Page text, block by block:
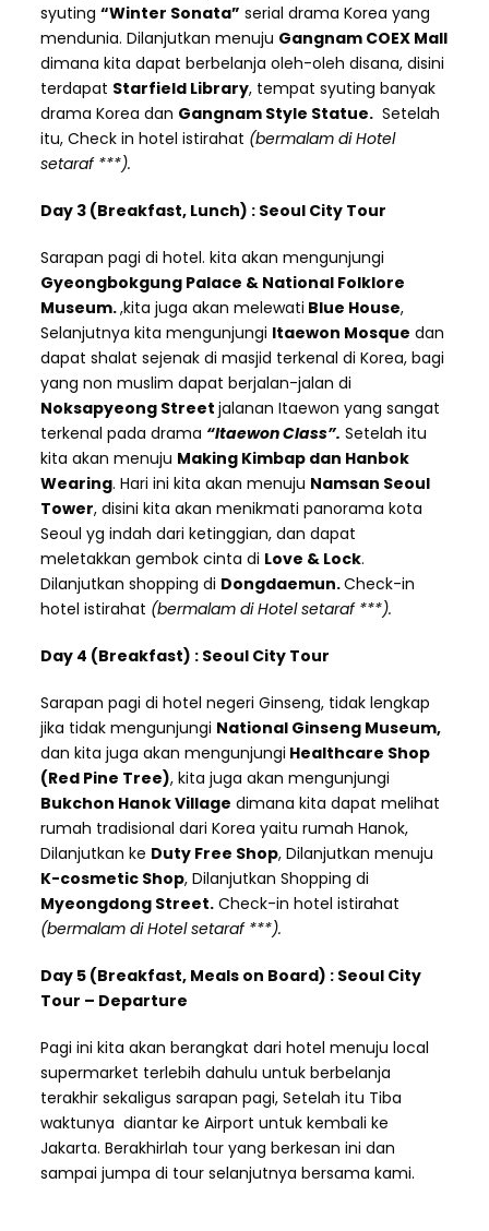
syuting “Winter Sonata” serial drama Korea yang
mendunia. Dilanjutkan menuju Gangnam COEX Mall
dimana kita dapat berbelanja oleh-oleh disana, disini
terdapat Starfield Library, tempat syuting banyak
drama Korea dan Gangnam Style Statue. Setelah
itu, Check in hotel istirahat (bermalam di Hotel
setaraf ***).
Day 3 (Breakfast, Lunch) : Seoul City Tour
Sarapan pagi di hotel. kita akan mengunjungi
Gyeongbokgung Palace & National Folklore
Museum.,kita juga akan melewati Blue House,
Selanjutnya kita mengunjungi Itaewon Mosque dan
dapat shalat sejenak di masjid terkenal di Korea, bagi
yang non muslim dapat berjalan-jalan di
Noksapyeong Street jalanan Itaewon yang sangat
terkenal pada drama “Itaewon Class”. Setelah itu
kita akan menuju Making Kimbap dan Hanbok
Wearing. Hari ini kita akan menuju Namsan Seoul
Tower, disini kita akan menikmati panorama kota
Seoul yg indah dari ketinggian, dan dapat
meletakkan gembok cinta di Love & Lock.
Dilanjutkan shopping di Dongdaemun.Check-in
hotel istirahat (bermalam di Hotel setaraf ***).
Day 4 (Breakfast) : Seoul City Tour
Sarapan pagi di hotel negeri Ginseng, tidak lengkap
jika tidak mengunjungi National Ginseng Museum,
dan kita juga akan mengunjungi Healthcare Shop
(Red Pine Tree), kita juga akan mengunjungi
Bukchon Hanok Village dimana kita dapat melihat
rumah tradisional dari Korea yaitu rumah Hanok,
Dilanjutkan ke Duty Free Shop, Dilanjutkan menuju
K-cosmetic Shop, Dilanjutkan Shopping di
Myeongdong Street. Check-in hotel istirahat
(bermalam di Hotel setaraf ***).
Day 5 (Breakfast, Meals on Board) : Seoul City
Tour – Departure
Pagi ini kita akan berangkat dari hotel menuju local
supermarket terlebih dahulu untuk berbelanja
terakhir sekaligus sarapan pagi, Setelah itu Tiba
waktunya diantar ke Airport untuk kembali ke
Jakarta. Berakhirlah tour yang berkesan ini dan
sampai jumpa di tour selanjutnya bersama kami.